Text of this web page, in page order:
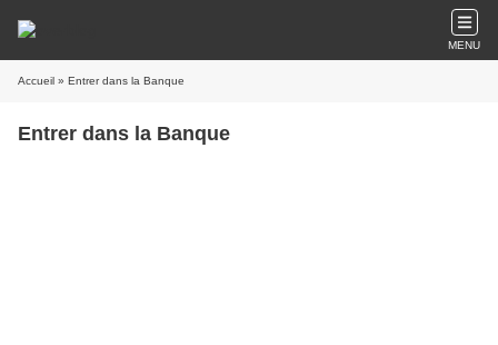
MENU
Accueil » Entrer dans la Banque
Entrer dans la Banque